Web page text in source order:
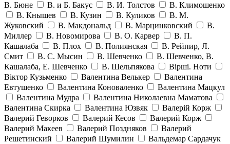
В. Бюне
В. и Б. Бакус В. И. Толстов
В. Климошенко
В. Кнышев
В. Кузин В. Куликов
В. М.
Жуковский
В. Макдональд В. Марцинковский
В.
Миллер
В. Новомирова В. О. Карвер
В. П.
Кашалаба
В. Плох В. Полиянская
В. Рейпир, Л.
Смит
В. С. Мысин В. Шевченко
В. Шевченко, В.
Кашалаба, Е. Шевченко
В. Шельпякова
Вiршi. Ноти
Віктор Кузьменко
Валентина Велькер
Валентина
Евтушенко
Валентина Коноваленко
Валентина Мацкул
Валентина Мудра
Валентина Николаевна Маматова
Валентина Скирка
Валентина Юзвяк
Валерій Корж
Валерий Геворков
Валерий Кесов
Валерий Корж
Валерий Макеев
Валерий Поздняков
Валерий
Решетинский
Валерий Шумилин
Вальдемар Сардачук